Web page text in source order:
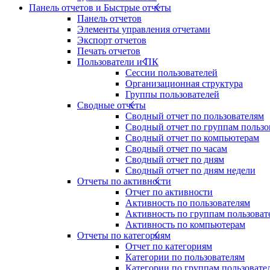
Панель отчетов и Быстрые отчеты
Панель отчетов
Элементы управления отчетами
Экспорт отчетов
Печать отчетов
Пользователи и ПК
Сессии пользователей
Организационная структура
Группы пользователей
Сводные отчеты
Сводный отчет по пользователям
Сводный отчет по группам
Сводный отчет по компьютерам
Сводный отчет по часам
Сводный отчет по дням
Сводный отчет по дням недели
Отчеты по активности
Отчет по активности
Активность по пользователям
Активность по группам
Активность по компьютерам
Отчеты по категориям
Отчет по категориям
Категории по пользователям
Категории по группам